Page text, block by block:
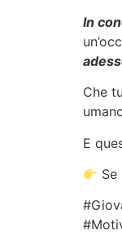
In
Che
E